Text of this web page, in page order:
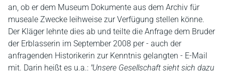
an, ob er dem Museum Dokumente aus dem Archiv für
museale Zwecke leihweise zur Verfügung stellen könne.
Der Kläger lehnte dies ab und teilte die Anfrage dem Bruder
der Erblasserin im September 2008 per - auch der
anfragenden Historikerin zur Kenntnis gelangten - E-Mail
mit. Darin heißt es u.a.: "Unsere Gesellschaft sieht sich dazu